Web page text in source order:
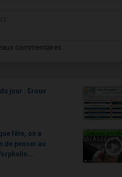
commentaires
jour : Erouv
fête, on a
de penser au